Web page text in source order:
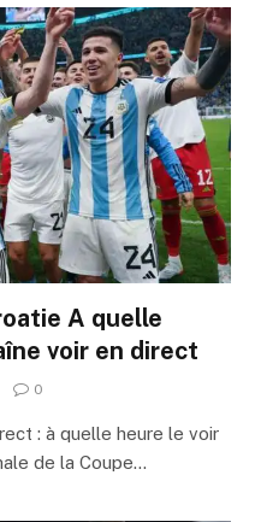
A quelle
voir en direct
0
: à quelle heure le voir
de la Coupe…